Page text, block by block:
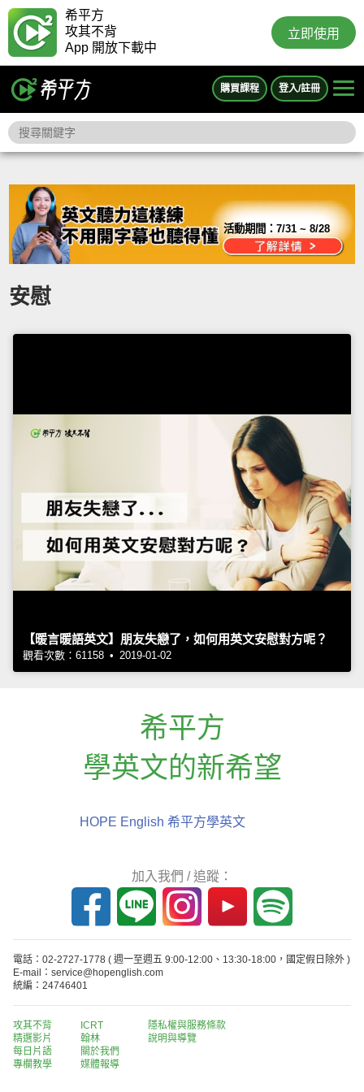
希平方
攻其不背
App 開放下載中
立即使用
購買課程 登入/註冊
活動期間：7/31 ~ 8/28
安慰
【暖言暖語英文】朋友失戀了，如何用英文安慰對方呢？
觀看次數：61158 • 2019-01-02
希平方
學英文的新希望
HOPE English 希平方學英文
加入我們 / 追蹤：
電話：02-2727-1778 ( 週一至週五 9:00-12:00、13:30-18:00，國定假日除外 )
E-mail：service@hopenglish.com
統編：24746401
攻其不背
精選影片
每日片語
專欄教學
ICRT
翰林
關於我們
媒體報導
隱私權與服務條款
說明與導覽